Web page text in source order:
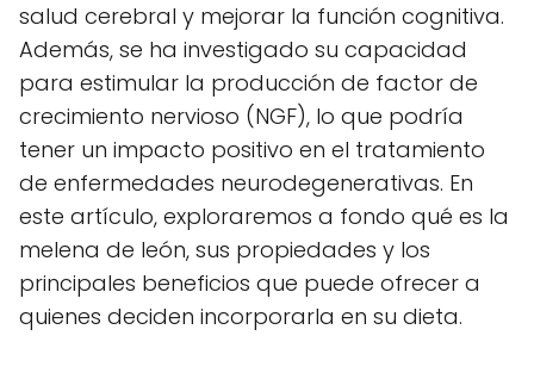
salud cerebral y mejorar la función cognitiva.
Además, se ha investigado su capacidad
para estimular la producción de factor de
crecimiento nervioso (NGF), lo que podría
tener un impacto positivo en el tratamiento
de enfermedades neurodegenerativas. En
este artículo, exploraremos a fondo qué es la
melena de león, sus propiedades y los
principales beneficios que puede ofrecer a
quienes deciden incorporarla en su dieta.